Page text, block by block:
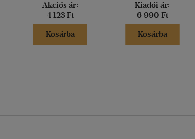
Akciós ár:
4 123 Ft
Kosárba
Kiadói ár:
6 990 Ft
Kosárba